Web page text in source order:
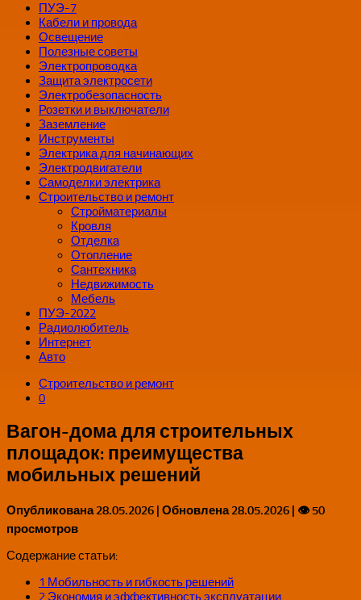
ПУЭ-7
Кабели и провода
Освещение
Полезные советы
Электропроводка
Защита электросети
Электробезопасность
Розетки и выключатели
Заземление
Инструменты
Электрика для начинающих
Электродвигатели
Самоделки электрика
Строительство и ремонт
Стройматериалы
Кровля
Отделка
Отопление
Сантехника
Недвижимость
Мебель
ПУЭ-2022
Радиолюбитель
Интернет
Авто
Строительство и ремонт
0
Вагон-дома для строительных
площадок: преимущества
мобильных решений
Опубликована28.05.2026 | Обновлена28.05.2026 | 👁 50
просмотров
Содержание статьи:
1 Мобильность и гибкость решений
2 Экономия и эффективность эксплуатации